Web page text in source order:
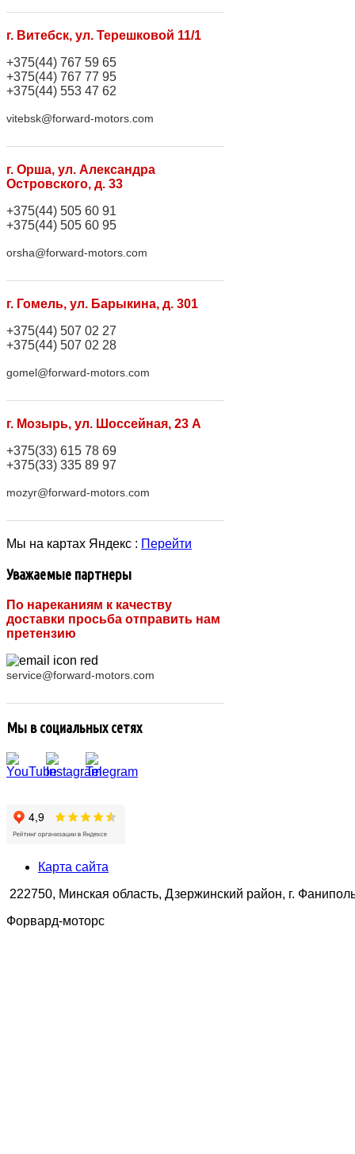
г. Витебск, ул. Терешковой 11/1
+375(44) 767 59 65
+375(44) 767 77 95
+375(44) 553 47 62
vitebsk@forward-motors.com
г. Орша, ул. Александра
Островского, д. 33
+375(44) 505 60 91
+375(44) 505 60 95
orsha@forward-motors.com
г. Гомель, ул. Барыкина, д. 301
+375(44) 507 02 27
+375(44) 507 02 28
gomel@forward-motors.com
г. Мозырь, ул. Шоссейная, 23 А
+375(33) 615 78 69
+375(33) 335 89 97
mozyr@forward-motors.com
Мы на картах Яндекс : Перейти
Уважаемые партнеры
По нареканиям к качеству
доставки просьба отправить нам
претензию
service@forward-motors.com
Мы в социальных сетях
Карта сайта
222750, Минская область, Дзержинский район, г.
Форвард-моторс